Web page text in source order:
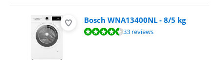
Bosch WNA13400NL - 8/5 kg
Beoordeling is 8,6 van de 10, gebaseerd op 33 reviews.
33 reviews